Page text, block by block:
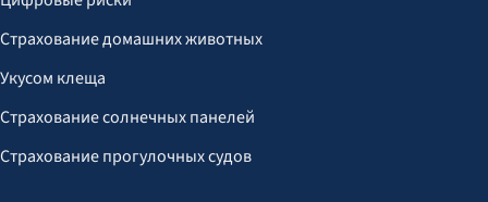
Страхование домашних животных
Укусом клеща
Страхование солнечных панелей
Страхование прогулочных судов